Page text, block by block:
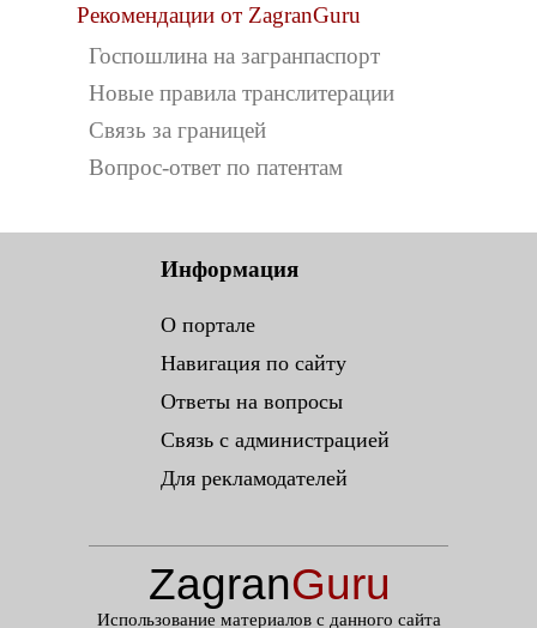
Рекомендации от ZagranGuru
Госпошлина на загранпаспорт
Новые правила транслитерации
Связь за границей
Вопрос-ответ по патентам
Информация
О портале
Навигация по сайту
Ответы на вопросы
Связь с администрацией
Для рекламодателей
ZagranGuru
Использование материалов с данного сайта